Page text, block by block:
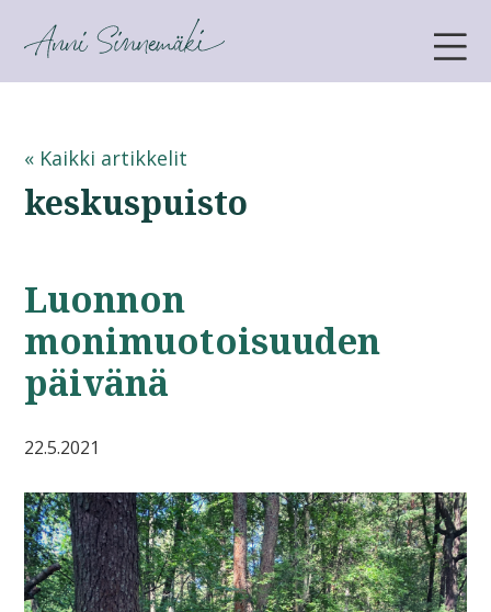
ANNI SINNEMÄKI
« Kaikki artikkelit
keskuspuisto
Luonnon
monimuotoisuuden
päivänä
22.5.2021